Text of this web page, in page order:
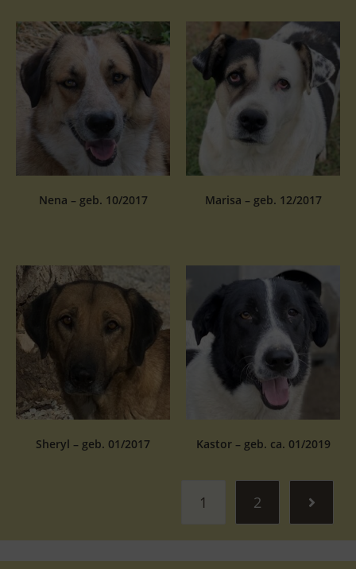
Nena – geb. 10/2017 Marisa – geb. 12/2017
Sheryl – geb. 01/2017 Kastor – geb. ca. 01/2019
1 2